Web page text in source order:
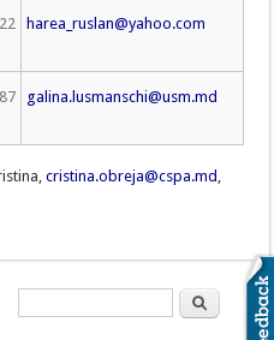
harea_ruslan@yahoo.com
galina.lusmanschi@usm.md
cristina.obreja@cspa.md
Căutare